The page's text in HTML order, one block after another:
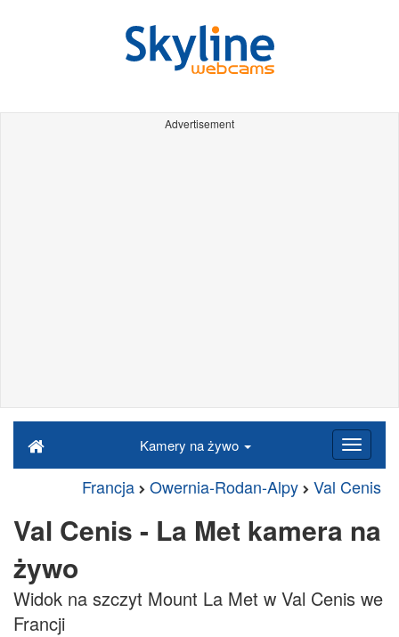
Advertisement
Kamery na żywo
Francja Owernia-Rodan-Alpy Val Cenis
Val Cenis - La Met kamera na
żywo
Widok na szczyt Mount La Met w Val Cenis we
Francji